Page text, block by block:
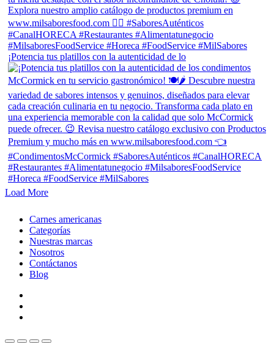
¡Potencia tus platillos con la autenticidad de lo
Load More
Close
Menu
Carnes americanas
Categorías
Nuestras marcas
Nosotros
Contáctanos
Blog